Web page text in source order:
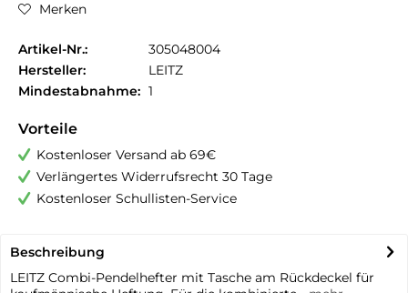
Merken
Artikel-Nr.:
305048004
Hersteller:
LEITZ
Mindestabnahme: 1
Vorteile
Kostenloser Versand ab 69€
Verlängertes Widerrufsrecht 30 Tage
Kostenloser Schullisten-Service
Beschreibung
LEITZ Combi-Pendelhefter mit Tasche am Rückdeckel für